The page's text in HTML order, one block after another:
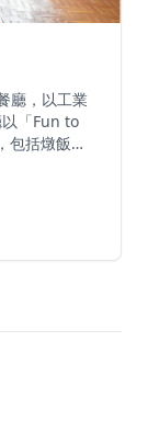
廳，以工業
「Fun to
包括燉飯、
用餐體
設計的精